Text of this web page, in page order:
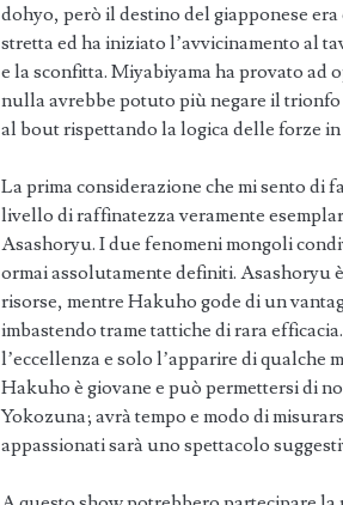
dohyo, però il destino del giapponese
stretta ed ha iniziato l’avvicinamento al
e la sconfitta. Miyabiyama ha provato ad
nulla avrebbe potuto più negare il
al bout rispettando la logica delle forze in
La prima considerazione che mi sento di
livello di raffinatezza veramente
Asashoryu. I due fenomeni mongoli
ormai assolutamente definiti. Asashoryu
risorse, mentre Hakuho gode di un
imbastendo trame tattiche di rara
l’eccellenza e solo l’apparire di qualche
Hakuho è giovane e può permettersi di
Yokozuna; avrà tempo e modo di
appassionati sarà uno spettacolo